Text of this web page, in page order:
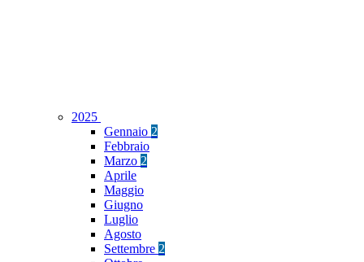
2025
Gennaio 2
Febbraio
Marzo 2
Aprile
Maggio
Giugno
Luglio
Agosto
Settembre 2